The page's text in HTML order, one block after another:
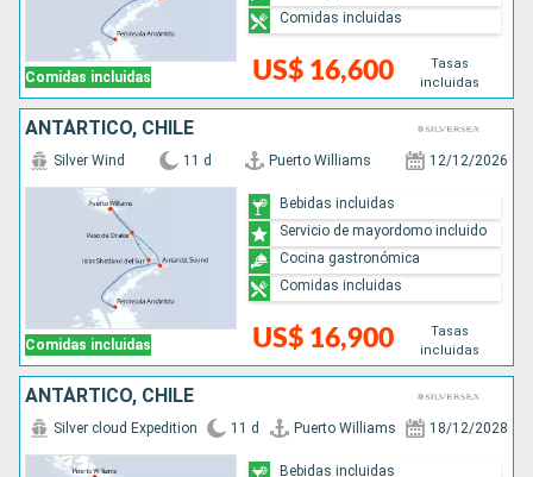
Comidas incluidas US$ 16,600
Tasas
incluidas
Comidas incluidas
ANTÁRTICO, CHILE
Comidas incluidas
Silver Wind 11 d Puerto Williams 12/12/2026
US$ 16,900
Tasas
incluidas
Bebidas incluidas
Servicio de mayordomo incluido
Cocina gastronómica
Comidas incluidas
ANTÁRTICO, CHILE
Silver cloud Expedition 11 d Puerto Williams 18/12/2028
Bebidas incluidas